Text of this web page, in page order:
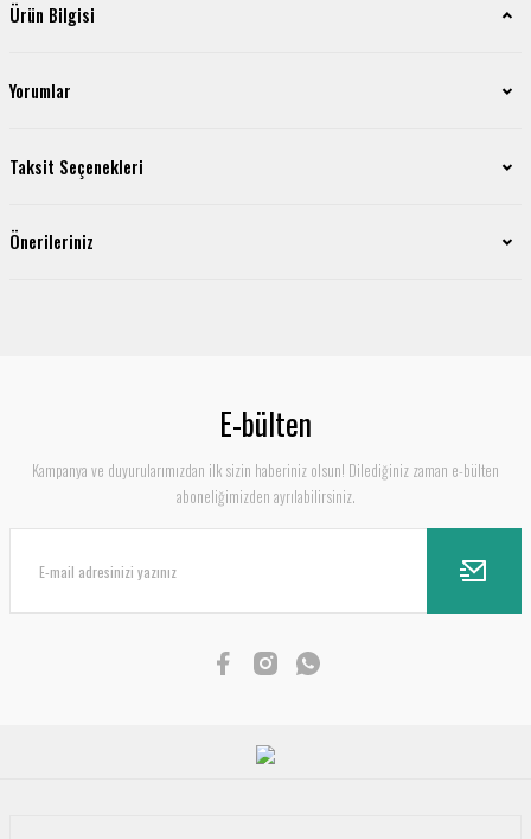
Ürün Bilgisi
Yorumlar
Taksit Seçenekleri
Önerileriniz
E-bülten
Kampanya ve duyurularımızdan ilk sizin haberiniz olsun! Dilediğiniz zaman e-bülten
aboneliğimizden ayrılabilirsiniz.